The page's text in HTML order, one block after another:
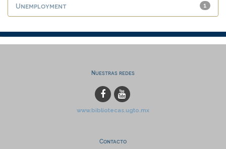
1
Unemployment
Nuestras redes
www.bibliotecas.ugto.mx
Contacto